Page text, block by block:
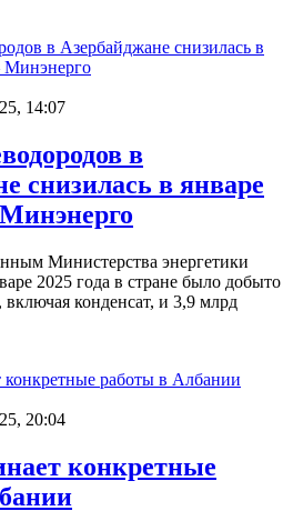
14:07
в
снизилась в январе
Министерства энергетики
2025 года в стране было добыто
конденсат, и 3,9 млрд
20:04
конкретные